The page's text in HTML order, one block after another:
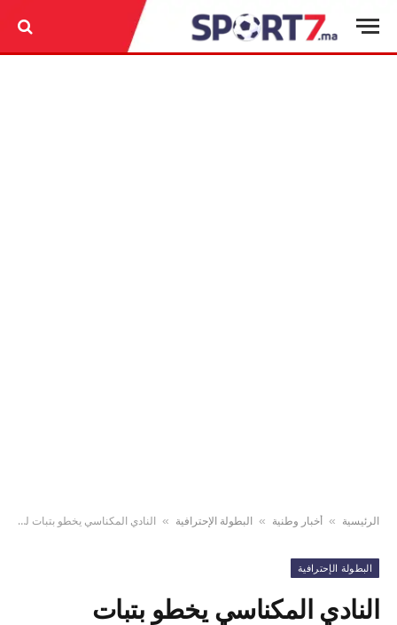
الرئيسية » أخبار وطنية » البطولة الإحترافية » النادي المكناسي يخطو بتبات للصعود الى قسم النخبة للبطولة الإحترافية
البطولة الإحترافية
النادي المكناسي يخطو بتبات